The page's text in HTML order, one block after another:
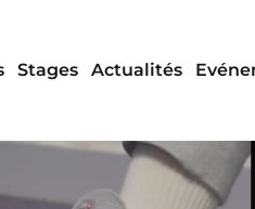
Stages Actualités